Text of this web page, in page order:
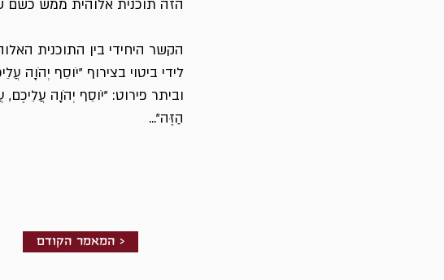
הזה תוכנית אלוהית ממש כשם
הקשר היחידי בין התוכנית
לידי ביטוי בצירוף "יֹוסֵף יְהֹוָה
וביתר פירוט: "יֹוסֵף יְהֹוָה
הַזֶּה"...
המאמר הקודם >